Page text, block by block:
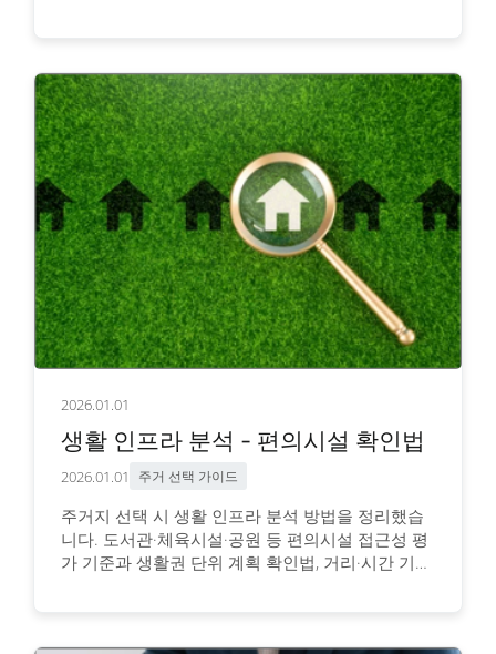
2026.01.01
생활 인프라 분석 - 편의시설 확인법
2026.01.01 주거 선택 가이드
주거지 선택 시 생활 인프라 분석 방법을 정리했습
니다. 도서관·체육시설·공원 등 편의시설 접근성 평
가 기준과 생활권 단위 계획 확인법, 거리·시간 기반